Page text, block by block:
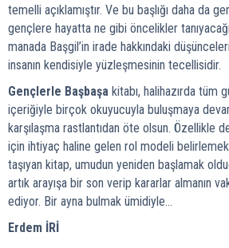
temelli açıklamıştır. Ve bu başlığı daha da
gençlere hayatta ne gibi öncelikler
manada Başgil’in irade hakkındaki
insanın kendisiyle yüzleşmesinin tecellisidir.
Gençlerle Başbaşa kitabı, halihazırda tüm
içeriğiyle birçok okuyucuyla buluşmaya
karşılaşma rastlantıdan öte olsun. Özellikle
için ihtiyaç haline gelen rol modeli belirlemek
taşıyan kitap, umudun yeniden başlamak
artık arayışa bir son verip kararlar almanın
ediyor. Bir ayna bulmak ümidiyle…
Erdem İRİ